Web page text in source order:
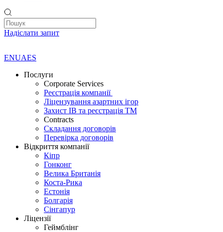
Надіслати запит
ENUAES
Послуги
Corporate Services
Реєстрація компанії
Ліцензування азартних ігор
Захист ІВ та реєстрація ТМ
Contracts
Складання договорів
Перевірка договорів
Відкриття компанії
Кіпр
Гонконг
Велика Британія
Коста-Рика
Естонія
Болгарія
Сінгапур
Ліцензії
Геймблінг